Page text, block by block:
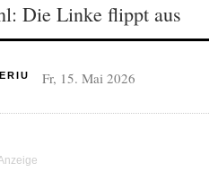
Die Linke flippt aus
Fr, 15. Mai 2026